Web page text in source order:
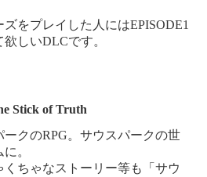
をプレイした人にはEPISODE1
しいDLCです。
Stick of Truth
クのRPG。サウスパークの世
。
ちゃなストーリー等も「サウ